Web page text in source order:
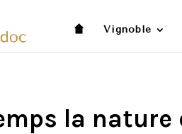
Vignoble
la